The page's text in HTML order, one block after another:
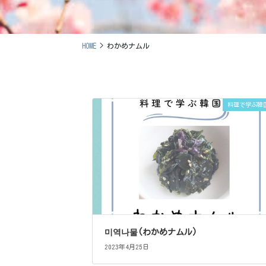
HOME わかめナムル
料理で学ぶ韓
미역나물(わかめナムル)
2023年4月25日